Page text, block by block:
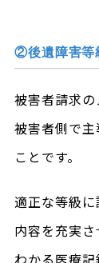
②後遺障害等
被害者請求
被害者側で
ことです。
適正な等級
内容を充実
わかる医療記